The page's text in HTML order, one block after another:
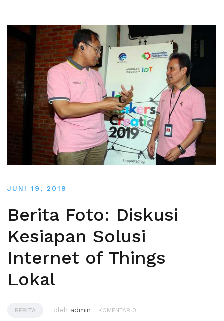
JUNI 19, 2019
Berita Foto: Diskusi
Kesiapan Solusi
Internet of Things
Lokal
BERITA oleh admin KOMENTAR 0